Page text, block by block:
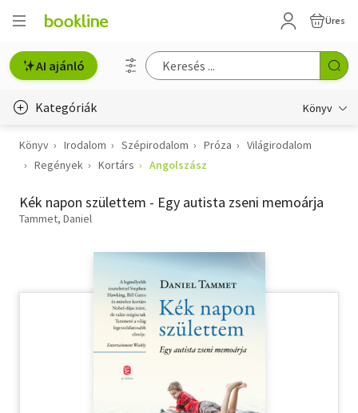
Üres
AI ajánló
Kategóriák Könyv
Életmód, egészség
Gyermek- és ifjúsági
Hobbi, szabadidő
Könyv Irodalom Szépirodalom Próza
Világirodalom
Regények
Kortárs Angolszász
Kék napon születtem - Egy autista zseni memoárja
Tammet, Daniel